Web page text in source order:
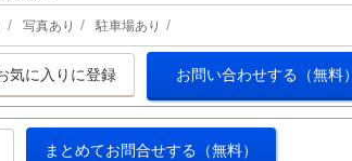
写真あり 駐車場あり
気に入りに登録 お問い合わせする（無料）
まとめてお問合せする（無料）